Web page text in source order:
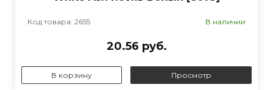
Код товара: 2655 В наличии
20.56 руб.
В корзину Просмотр